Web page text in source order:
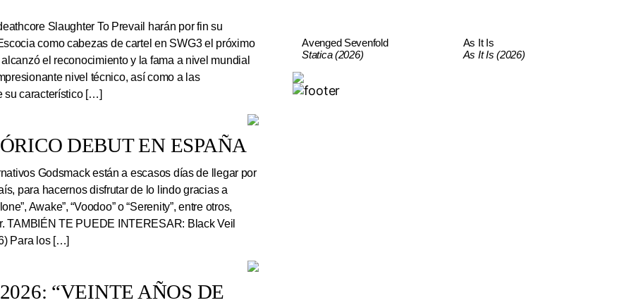
Slaughter To Prevail harán por fin su
como cabezas de cartel en SWG3 el próximo
el reconocimiento y la fama a nivel mundial
nivel técnico, así como a las
su característico […]
DEBUT EN ESPAÑA
Godsmack están a escasos días de llegar por
para hacernos disfrutar de lo lindo gracias a
Awake”, “Voodoo” o “Serenity”, entre otros,
TAMBIÉN TE PUEDE INTERESAR: Black Veil
Para los […]
“VEINTE AÑOS DE
Avenged Sevenfold
Statica (2026)
As It Is
As It Is (2026)